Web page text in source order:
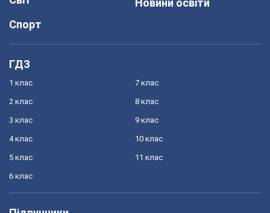
Спорт
Новини освіти
ГДЗ
1 клас
2 клас
3 клас
4 клас
5 клас
6 клас
7 клас
8 клас
9 клас
10 клас
11 клас